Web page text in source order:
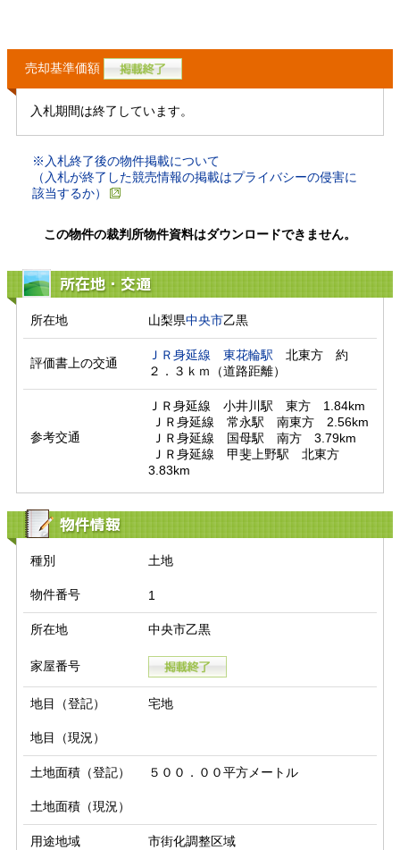
売却基準価額
入札期間は終了しています。
※入札終了後の物件掲載について
（入札が終了した競売情報の掲載はプライバシーの侵害に
該当するか）
この物件の裁判所物件資料はダウンロードできません。
所在地・交通
所在地 山梨県中央市乙黒
評価書上の交通
ＪＲ身延線 東花輪駅 北東方　約
２．３ｋｍ（道路距離）
参考交通
ＪＲ身延線　小井川駅　東方　1.84km
3.83km
物件情報
種別 土地
物件番号 1
所在地 中央市乙黒
家屋番号
地目（登記） 宅地
地目（現況）
土地面積（登記） ５００．００平方メートル
土地面積（現況）
用途地域 市街化調整区域